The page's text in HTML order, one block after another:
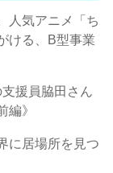
人気アニメ「ち
ける、B型事業
援員脇田さん
編》
に居場所を見つ